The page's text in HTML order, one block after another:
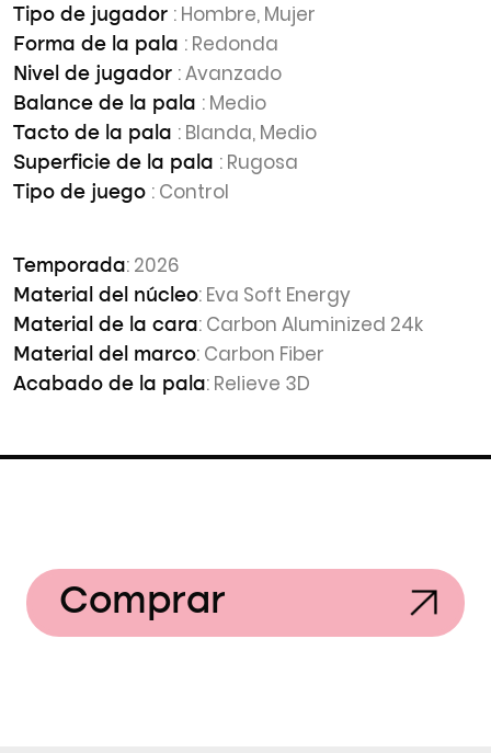
Tipo de jugador : Hombre, Mujer
Forma de la pala : Redonda
Nivel de jugador : Avanzado
Balance de la pala : Medio
Tacto de la pala : Blanda, Medio
Superficie de la pala : Rugosa
Tipo de juego : Control
Temporada: 2026
Material del núcleo: Eva Soft Energy
Material de la cara: Carbon Aluminized 24k
Material del marco: Carbon Fiber
Acabado de la pala: Relieve 3D
Comprar